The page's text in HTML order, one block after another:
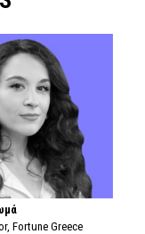
Fortune Greece